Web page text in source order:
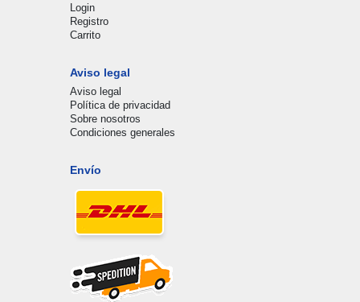
Login
Registro
Carrito
Aviso legal
Aviso legal
Política de privacidad
Sobre nosotros
Condiciones generales
Envío